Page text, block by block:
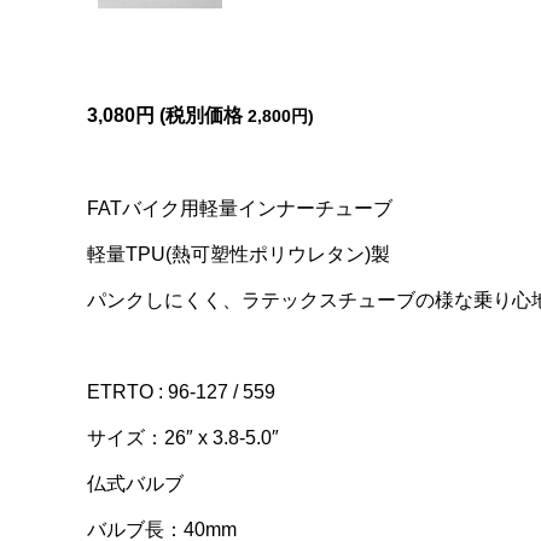
3,080円 (税別価格2,800円)
FATバイク用軽量インナーチューブ
軽量TPU(熱可塑性ポリウレタン)製
パンクしにくく、ラテックスチューブの様な乗り心
ETRTO : 96-127 / 559
サイズ：26″ x 3.8-5.0″
仏式バルブ
バルブ長：40mm